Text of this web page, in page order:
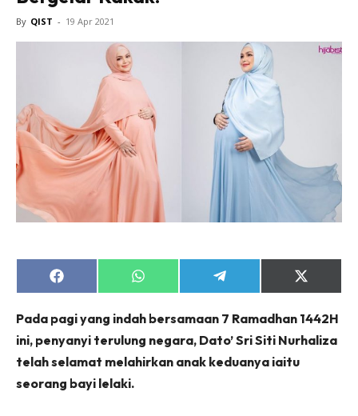
By QIST - 19 Apr 2021
Share
on
Share
on
Share
on
Share
on
(Twitter)
Pada pagi yang indah bersamaan 7 Ramadhan 1442H
ini, penyanyi terulung negara, Dato’ Sri Siti Nurhaliza
telah selamat melahirkan anak keduanya iaitu
seorang bayi lelaki.